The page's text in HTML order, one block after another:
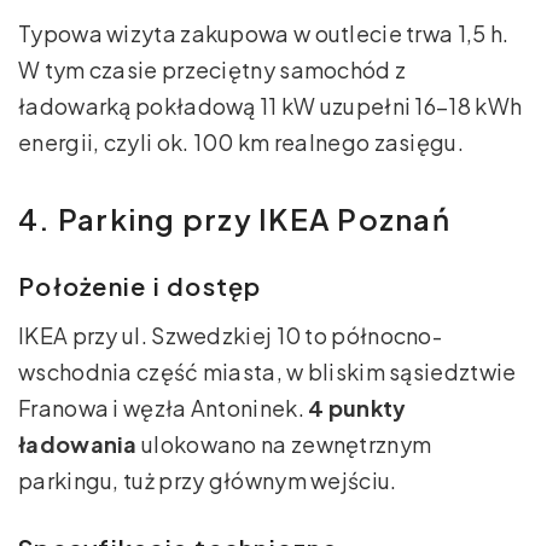
Typowa wizyta zakupowa w outlecie trwa 1,5 h.
W tym czasie przeciętny samochód z
ładowarką pokładową 11 kW uzupełni 16–18 kWh
energii, czyli ok. 100 km realnego zasięgu.
4. Parking przy IKEA Poznań
Położenie i dostęp
IKEA przy ul. Szwedzkiej 10 to północno-
wschodnia część miasta, w bliskim sąsiedztwie
Franowa i węzła Antoninek. 4 punkty
ładowania ulokowano na zewnętrznym
parkingu, tuż przy głównym wejściu.